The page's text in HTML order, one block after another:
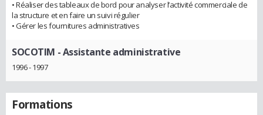
• Réaliser des tableaux de bord pour analyser l’activité commerciale de
la structure et en faire un suivi régulier
• Gérer les fournitures administratives
SOCOTIM - Assistante administrative
1996 - 1997
Formations